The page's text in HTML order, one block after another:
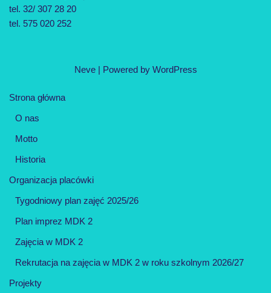
tel. 32/ 307 28 20
tel. 575 020 252
Neve| Powered by WordPress
Strona główna
O nas
Motto
Historia
Organizacja placówki
Tygodniowy plan zajęć 2025/26
Plan imprez MDK 2
Zajęcia w MDK 2
Rekrutacja na zajęcia w MDK 2 w roku szkolnym 2026/27
Projekty